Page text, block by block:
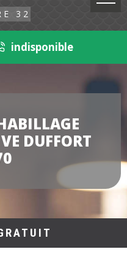
indisponible
DUFFORT